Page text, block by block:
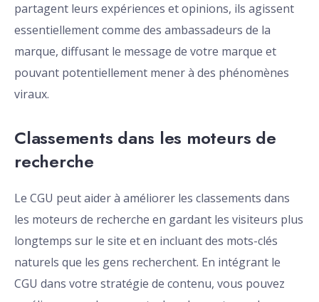
partagent leurs expériences et opinions, ils agissent
essentiellement comme des ambassadeurs de la
marque, diffusant le message de votre marque et
pouvant potentiellement mener à des phénomènes
viraux.
Classements dans les moteurs de
recherche
Le CGU peut aider à améliorer les classements dans
les moteurs de recherche en gardant les visiteurs plus
longtemps sur le site et en incluant des mots-clés
naturels que les gens recherchent. En intégrant le
CGU dans votre stratégie de contenu, vous pouvez